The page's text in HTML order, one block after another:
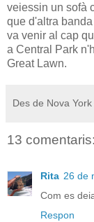
veiessin un sofà
que d'altra
va venir al cap
a Central Park
Great Lawn.
Des de Nova
13 comentaris:
Rita 26 de
Com es
Respon